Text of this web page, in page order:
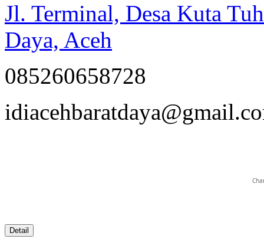
Jl. Terminal, Desa Kuta
Daya, Aceh
085260658728
Detail